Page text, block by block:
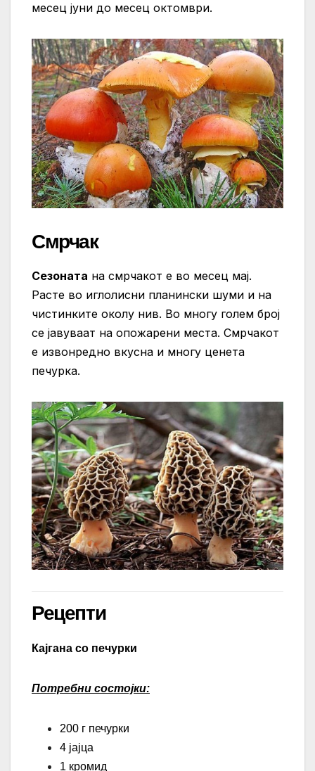
месец јуни до месец октомври.
Смрчак
Сезоната на смрчакот е во месец мај.
Расте во иглолисни планински шуми и на
чистинките околу нив. Во многу голем број
се јавуваат на опожарени места. Смрчакот
е извонредно вкусна и многу ценета
печурка.
Рецепти
Кајгана со печурки
Потребни состојки:
200 г печурки
4 јајца
1 кромид